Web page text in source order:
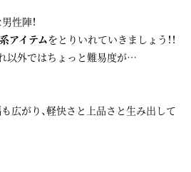
性陣！
アイテムをとりいれていきましょう！！
以外ではちょっと難易度が…
広がり、軽快さと上品さと生み出して